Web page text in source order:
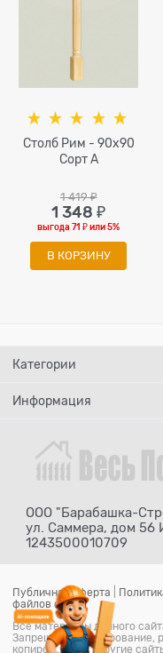
Столб Рим - 90х90
Сорт A
1 419 ₽
1 348 ₽
выгода71 ₽или5%
В КОРЗИНУ
Категории
Информация
ООО "Барабашка-
ул. Саммера, дом
1243500010709
Публичная оферта
файлов cookie
Все материалы данного
Запрещается копирование,
копирования на другие